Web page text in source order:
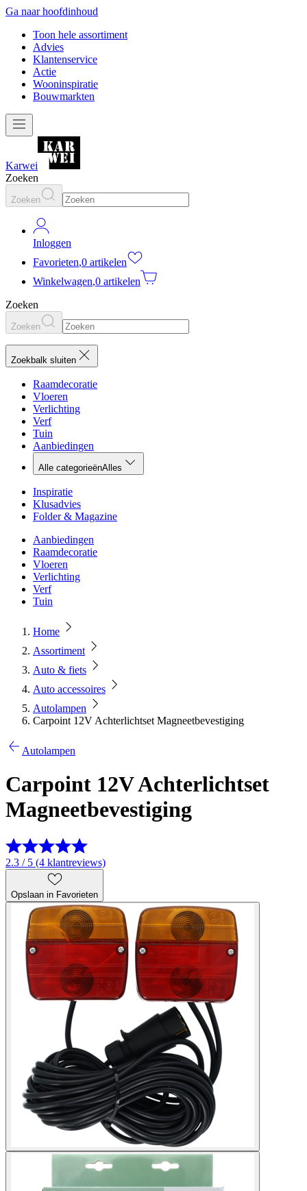
Ga naar hoofdinhoud
Toon hele assortiment
Advies
Klantenservice
Actie
Wooninspiratie
Bouwmarkten
Karwei
Zoeken
Zoeken
Inloggen
Favorieten,0 artikelen
Winkelwagen,0 artikelen
Zoeken
Zoeken
Zoekbalk sluiten
Raamdecoratie
Vloeren
Verlichting
Verf
Tuin
Aanbiedingen
Alle categorieënAlles
Inspiratie
Klusadvies
Folder & Magazine
Aanbiedingen
Raamdecoratie
Vloeren
Verlichting
Verf
Tuin
Home
Assortiment
Auto & fiets
Auto accessoires
Autolampen
Carpoint 12V Achterlichtset Magneetbevestiging
Autolampen
Carpoint 12V Achterlichtset
Magneetbevestiging
2.3 / 5 (4 klantreviews)
Opslaan in Favorieten